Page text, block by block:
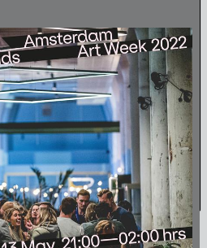
Amulet & Photon – Film Screening and Performance